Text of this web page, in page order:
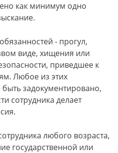
как минимум одно
- прогул,
виде, хищения или
приведшее к
Любое из этих
задокументировано,
сотрудника делает
любого возраста,
государственной или